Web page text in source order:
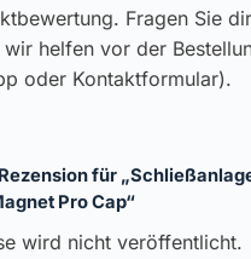
Fragen Sie
helfen vor der
oder Kontaktformular).
für
Pro Cap“
wird nicht veröffentlicht.